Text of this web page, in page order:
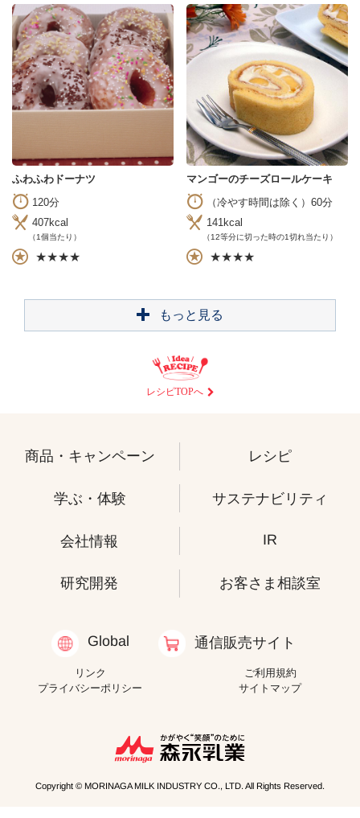
ふわふわドーナツ
120分
407kcal
（1個当たり）
★★★★
マンゴーのチーズロールケーキ
（冷やす時間は除く）60分
141kcal
（12等分に切った時の1切れ当たり）
★★★★
もっと見る
レシピTOPへ
商品・キャンペーン レシピ
学ぶ・体験 サステナビリティ
会社情報 IR
研究開発 お客さま相談室
Global 通信販売サイト
リンク
ご利用規約
プライバシーポリシー
サイトマップ
Copyright © MORINAGA MILK INDUSTRY CO., LTD. All Rights Reserved.